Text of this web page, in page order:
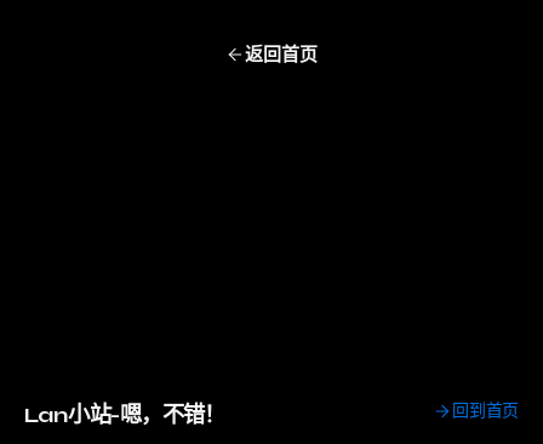
返回首页
Lan小站-嗯，不错！ 回到首页